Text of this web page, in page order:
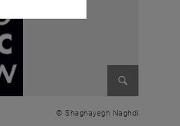
© Shaghayegh Naghdi